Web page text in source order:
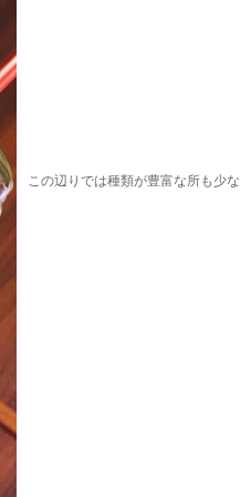
この辺りでは種類が豊富な所も少